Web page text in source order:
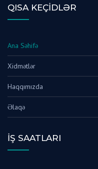
QISA KEÇIDLƏR
Ana Səhifə
Xidmətlər
Haqqımızda
Əlaqə
İŞ SAATLARI